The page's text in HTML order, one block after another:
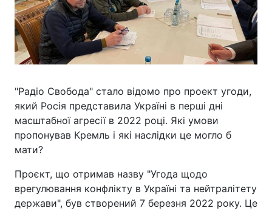
"Радіо Свобода" стало відомо про проект угоди,
який Росія представила Україні в перші дні
масштабної агресії в 2022 році. Які умови
пропонував Кремль і які наслідки це могло б
мати?
Проєкт, що отримав назву "Угода щодо
врегулювання конфлікту в Україні та нейтралітету
держави", був створений 7 березня 2022 року. Це